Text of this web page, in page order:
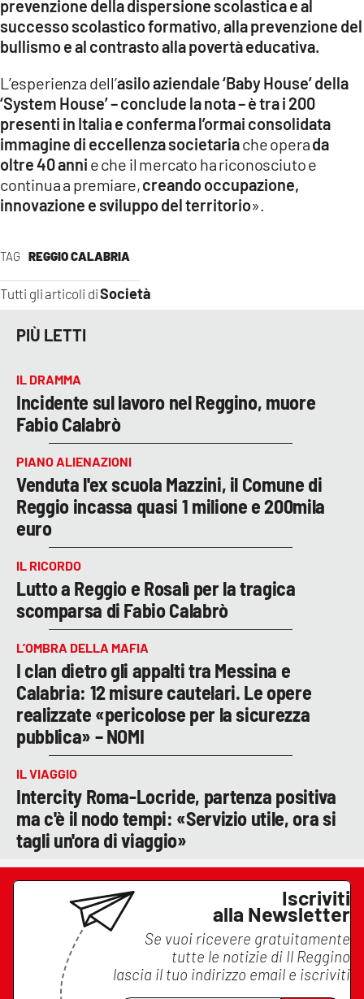
TAG REGGIO CALABRIA
Tutti gli articoli diSocietà
prevenzione della dispersione scolastica e al
successo scolastico formativo, alla prevenzione del
bullismo e al contrasto alla povertà educativa.
L’esperienza dell’asilo aziendale ‘Baby House’ della
‘System House’ – conclude la nota – è tra i 200
presenti in Italia e conferma l’ormai consolidata
immagine di eccellenza societariache operada
oltre 40 anni e che il mercato ha riconosciuto e
continua a premiare,creando occupazione,
innovazione e sviluppo del territorio».
PIÙ LETTI
IL DRAMMA
Incidente sul lavoro nel Reggino, muore
Fabio Calabrò
PIANO ALIENAZIONI
Venduta l'ex scuola Mazzini, il Comune di
Reggio incassa quasi 1 milione e 200mila
euro
IL RICORDO
Lutto a Reggio e Rosalì per la tragica
scomparsa di Fabio Calabrò
L’OMBRA DELLA MAFIA
I clan dietro gli appalti tra Messina e
Calabria: 12 misure cautelari. Le opere
realizzate «pericolose per la sicurezza
pubblica» – NOMI
IL VIAGGIO
Intercity Roma-Locride, partenza positiva
ma c'è il nodo tempi: «Servizio utile, ora si
tagli un'ora di viaggio»
Iscriviti
alla Newsletter
Se vuoi ricevere gratuitamente
tutte le notizie di Il Reggino
lascia il tuo indirizzo email e iscriviti